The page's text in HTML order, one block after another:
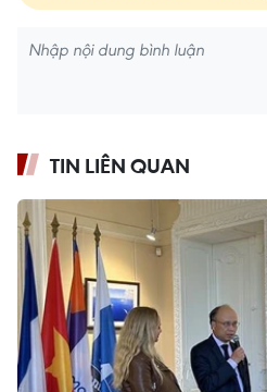
TIN LIÊN QUAN